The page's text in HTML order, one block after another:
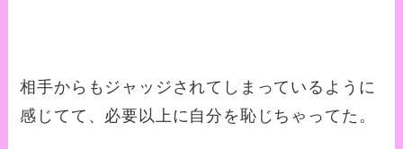
相手からもジャッジされてしまっているように
感じてて、必要以上に自分を恥じちゃってた。